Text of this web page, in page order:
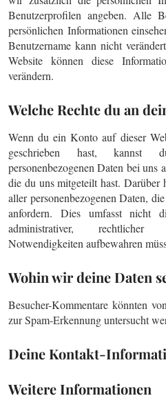
Benutzerprofilen angeben. Alle
persönlichen Informationen
Benutzername kann nicht
Website können diese
verändern.
Welche Rechte du an
Wenn du ein Konto auf dieser
geschrieben hast, kannst
personenbezogenen Daten bei uns
die du uns mitgeteilt hast. Darüber
aller personenbezogenen Daten,
anfordern. Dies umfasst nicht
administrativer, rechtlicher
Notwendigkeiten aufbewahren
Wohin wir deine Daten
Besucher-Kommentare könnten
zur Spam-Erkennung untersucht
Deine Kontakt-
Weitere Informationen